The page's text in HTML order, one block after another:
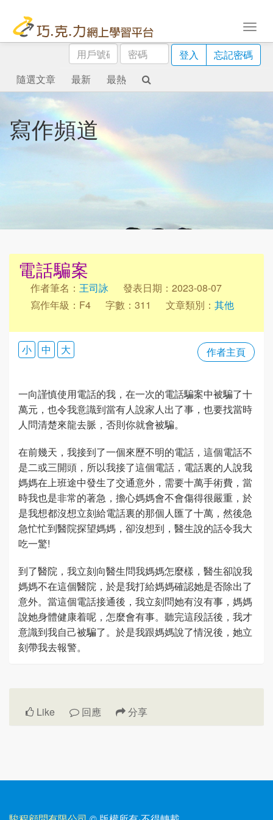
用
戶
號
碼
密
碼
登入
忘記密碼
隨選文章
最新 最熱
寫作頻道
電話騙案
作者筆名： 王司詠
發表日期：2023-08-07
寫作年級：F4
字數：311 文章類別： 其他
作者主頁
小 中 大
一向謹慎使用電話的我，在一次的電話騙案中被騙了十
萬元，也令我意識到當有人說家人出了事，也要找當時
人問清楚來龍去脈，否則你就會被騙。
在前幾天，我接到了一個來歷不明的電話，這個電話不
是二或三開頭，所以我接了這個電話，電話裏的人說我
媽媽在上班途中發生了交通意外，需要十萬手術費，當
時我也是非常的著急，擔心媽媽會不會傷得很嚴重，於
是我想都沒想立刻給電話裏的那個人匯了十萬，然後急
急忙忙到醫院探望媽媽，卻沒想到，醫生說的話令我大
吃一驚!
到了醫院，我立刻向醫生問我媽媽怎麼樣，醫生卻說我
媽媽不在這個醫院，於是我打給媽媽確認她是否除出了
意外。當這個電話接通後，我立刻問她有沒有事，媽媽
說她身體健康着呢，怎麼會有事。聽完這段話後，我才
意識到我自己被騙了。於是我跟媽媽說了情況後，她立
刻帶我去報警。
Like 回應 分享